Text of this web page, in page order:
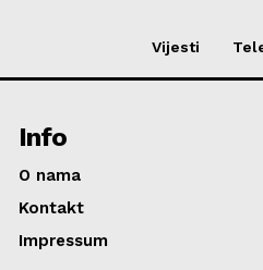
Vijesti
Info
O nama
Kontakt
Impressum